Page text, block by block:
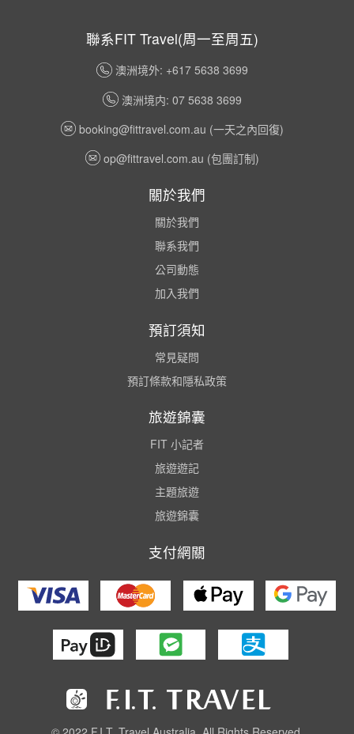
聯系FIT Travel(周一至周五)
澳洲境外: +617 5638 3699
澳洲境内: 07 5638 3699
booking@fittravel.com.au (一天之內回復)
op@fittravel.com.au (包團訂制)
關於我們
關於我們
聯系我們
公司動態
加入我們
預訂須知
常見疑問
預訂條款和隱私政策
旅遊錦囊
FIT 小記者
旅遊遊記
主題旅遊
旅遊錦囊
支付網關